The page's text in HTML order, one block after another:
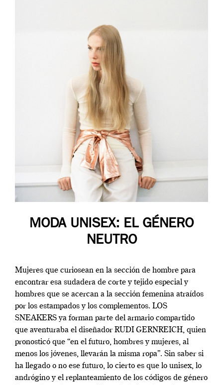
MODA UNISEX: EL GÉNERO
NEUTRO
Mujeres que curiosean en la sección de hombre para
encontrar esa sudadera de corte y tejido especial y
hombres que se acercan a la sección femenina atraídos
por los estampados y los complementos. LOS
SNEAKERS ya forman parte del armario compartido
que aventuraba el diseñador RUDI GERNREICH, quien
pronosticó que “en el futuro, hombres y mujeres, al
menos los jóvenes, llevarán la misma ropa”. Sin saber si
ha llegado o no ese futuro, lo cierto es que lo unisex, lo
andrógino y el replanteamiento de los códigos de género